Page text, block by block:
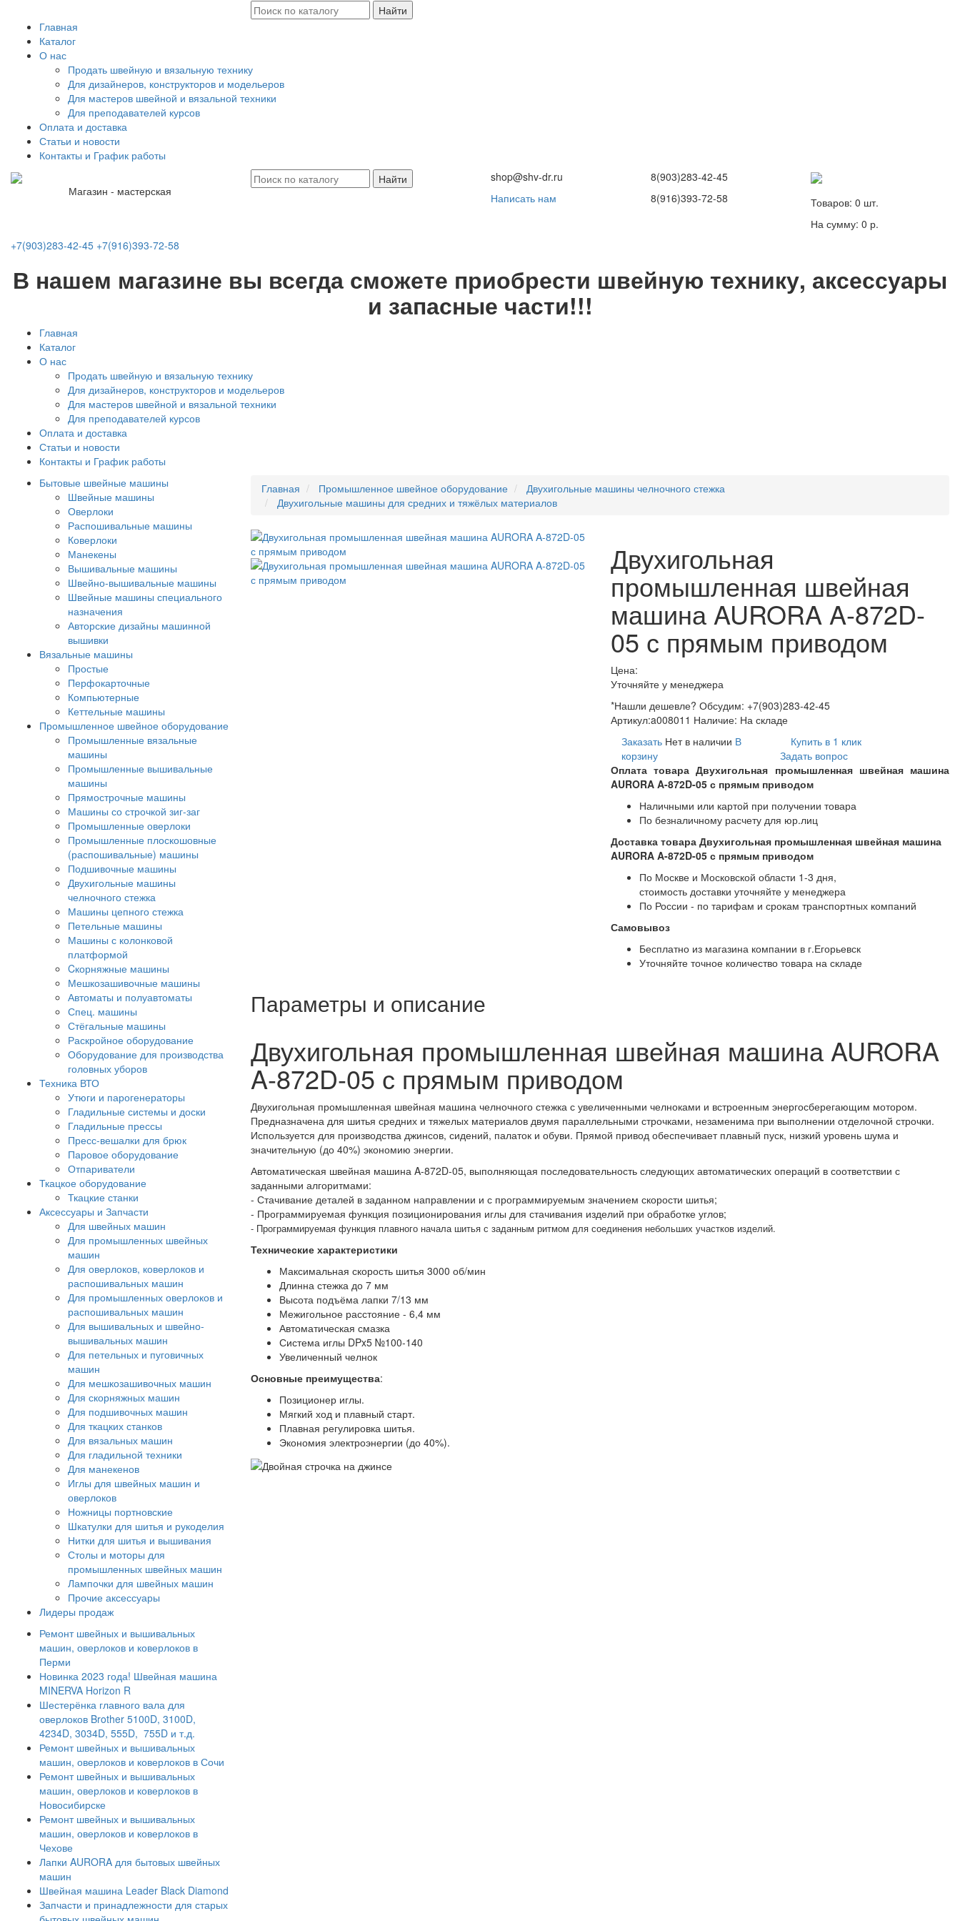
Найти
Главная
Каталог
О нас
Продать швейную и вязальную технику
Для дизайнеров, конструкторов и модельеров
Для мастеров швейной и вязальной техники
Для преподавателей курсов
Оплата и доставка
Статьи и новости
Контакты и График работы
Магазин - мастерская
Найти
shop@shv-dr.ru
Написать нам
8(903)283-42-45
8(916)393-72-58
Товаров: 0 шт.
На сумму: 0 р.
+7(903)283-42-45 +7(916)393-72-58
В нашем магазине вы всегда сможете приобрести швейную технику, аксессуары
и запасные части!!!
Главная
Каталог
О нас
Продать швейную и вязальную технику
Для дизайнеров, конструкторов и модельеров
Для мастеров швейной и вязальной техники
Для преподавателей курсов
Оплата и доставка
Статьи и новости
Контакты и График работы
Бытовые швейные машины
Швейные машины
Оверлоки
Распошивальные машины
Коверлоки
Манекены
Вышивальные машины
Швейно-вышивальные машины
Швейные машины специального
назначения
Авторские дизайны машинной
вышивки
Вязальные машины
Простые
Перфокарточные
Компьютерные
Кеттельные машины
Промышленное швейное оборудование
Промышленные вязальные
машины
Промышленные вышивальные
машины
Прямострочные машины
Машины со строчкой зиг-заг
Промышленные оверлоки
Промышленные плоскошовные
(распошивальные) машины
Подшивочные машины
Двухигольные машины
челночного стежка
Машины цепного стежка
Петельные машины
Машины с колонковой
платформой
Cкорняжные машины
Мешкозашивочные машины
Автоматы и полуавтоматы
Спец. машины
Стёгальные машины
Раскройное оборудование
Оборудование для производства
головных уборов
Техника ВТО
Утюги и парогенераторы
Гладильные системы и доски
Гладильные прессы
Пресс-вешалки для брюк
Паровое оборудование
Отпариватели
Ткацкое оборудование
Ткацкие станки
Аксессуары и Запчасти
Для швейных машин
Для промышленных швейных
машин
Для оверлоков, коверлоков и
распошивальных машин
Для промышленных оверлоков и
распошивальных машин
Для вышивальных и швейно-
вышивальных машин
Для петельных и пуговичных
машин
Для мешкозашивочных машин
Для скорняжных машин
Для подшивочных машин
Для ткацких станков
Для вязальных машин
Для гладильной техники
Для манекенов
Иглы для швейных машин и
оверлоков
Ножницы портновские
Шкатулки для шитья и рукоделия
Нитки для шитья и вышивания
Столы и моторы для
промышленных швейных машин
Лампочки для швейных машин
Прочие аксессуары
Лидеры продаж
Ремонт швейных и вышивальных
машин, оверлоков и коверлоков в
Перми
Новинка 2023 года! Швейная машина
MINERVA Horizon R
Шестерёнка главного вала для
оверлоков Brother 5100D, 3100D,
4234D, 3034D, 555D, 755D и т.д.
Ремонт швейных и вышивальных
машин, оверлоков и коверлоков в Сочи
Ремонт швейных и вышивальных
машин, оверлоков и коверлоков в
Новосибирске
Ремонт швейных и вышивальных
машин, оверлоков и коверлоков в
Чехове
Лапки AURORA для бытовых швейных
машин
Швейная машина Leader Black Diamond
Запчасти и принадлежности для старых
Главная Промышленное швейное оборудование
Двухигольные машины челночного стежка
Двухигольные машины для средних и тяжёлых материалов
Двухигольная
промышленная швейная
машина AURORA A-872D-
05 с прямым приводом
Цена:
Уточняйте у менеджера
*Нашли дешевле? Обсудим: +7(903)283-42-45
Артикул:a008011 Наличие: На складе
Заказать Нет в наличии В
корзину
Купить в 1 клик
Задать вопрос
Оплата товара Двухигольная промышленная швейная машина
AURORA A-872D-05 с прямым приводом
Наличными или картой при получении товара
По безналичному расчету для юр.лиц
Доставка товара Двухигольная промышленная швейная машина
AURORA A-872D-05 с прямым приводом
По Москве и Московской области 1-3 дня,
стоимость доставки уточняйте у менеджера
По России - по тарифам и срокам транспортных компаний
Самовывоз
Бесплатно из магазина компании в г.Егорьевск
Уточняйте точное количество товара на складе
Параметры и описание
Двухигольная промышленная швейная машина AURORA
A-872D-05 с прямым приводом
Двухигольная промышленная швейная машина челночного стежка с увеличенными челноками и встроенным энергосберегающим мотором.
Предназначена для шитья средних и тяжелых материалов двумя параллельными строчками, незаменима при выполнении отделочной строчки.
Используется для производства джинсов, сидений, палаток и обуви. Прямой привод обеспечивает плавный пуск, низкий уровень шума и
значительную (до 40%) экономию энергии.
Автоматическая швейная машина A-872D-05, выполняющая последовательность следующих автоматических операций в соответствии с
заданными алгоритмами:
- Стачивание деталей в заданном направлении и с программируемым значением скорости шитья;
- Программируемая функция позиционирования иглы для стачивания изделий при обработке углов;
- Программируемая функция плавного начала шитья с заданным ритмом для соединения небольших участков изделий.
Технические характеристики
Максимальная скорость шитья 3000 об/мин
Длинна стежка до 7 мм
Высота подъёма лапки 7/13 мм
Межигольное расстояние - 6,4 мм
Автоматическая смазка
Система иглы DPx5 №100-140
Увеличенный челнок
Основные преимущества:
Позиционер иглы.
Мягкий ход и плавный старт.
Плавная регулировка шитья.
Экономия электроэнергии (до 40%).